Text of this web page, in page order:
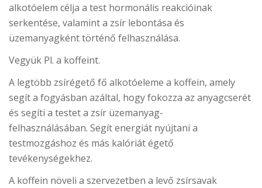
alkotóelem célja a test hormonális reakcióinak
serkentése, valamint a zsír lebontása és
üzemanyagként történő felhasználása.
Vegyük Pl. a koffeint.
A legtöbb zsírégető fő alkotóeleme a koffein, amely
segít a fogyásban azáltal, hogy fokozza az anyagcserét
és segíti a testet a zsír üzemanyag-
felhasználásában. Segít energiát nyújtani a
testmozgáshoz és más kalóriát égető
tevékenységekhez.
A koffein növeli a szervezetben a levő zsírsavak